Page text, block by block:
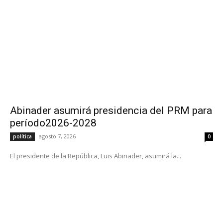
Abinader asumirá presidencia del PRM para
período2026-2028
política agosto 7, 2026 0
El presidente de la República, Luis Abinader, asumirá la...